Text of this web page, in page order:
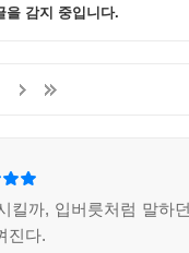
을 감지 중입니다.
킬까, 입버릇처럼 말하
진다.